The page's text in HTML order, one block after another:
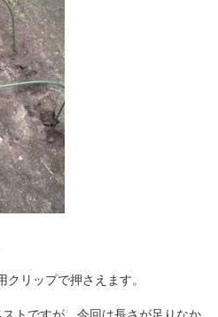
リップで押さえます。